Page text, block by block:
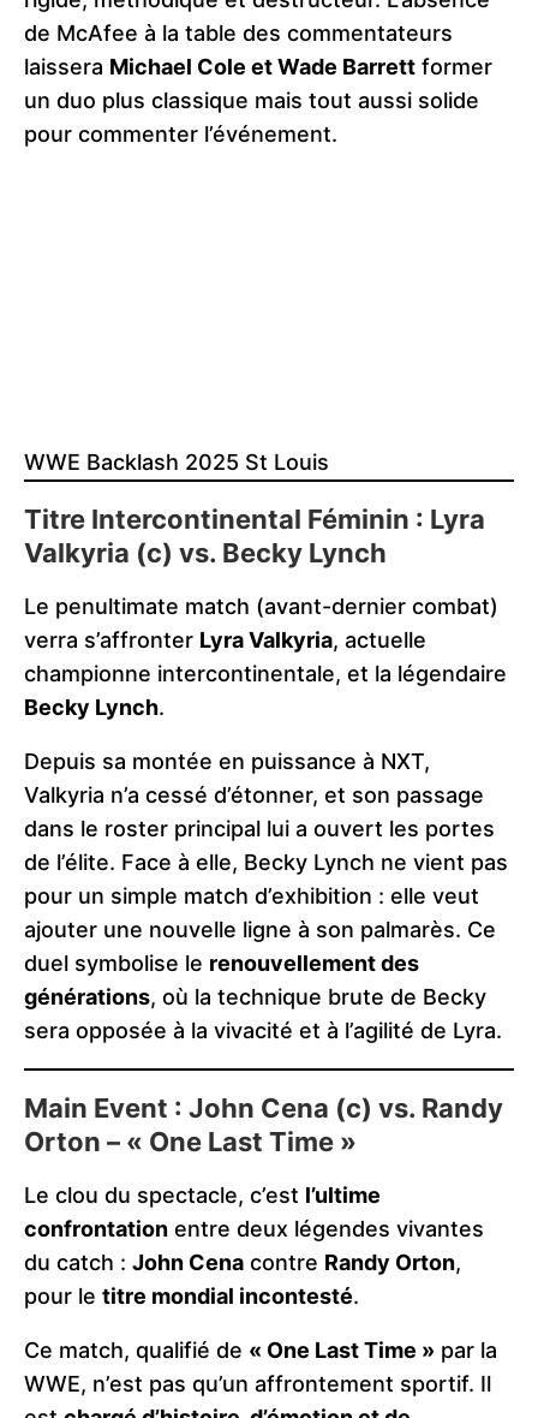
de McAfee à la table des commentateurs
laissera Michael Cole et Wade Barrett former
un duo plus classique mais tout aussi solide
pour commenter l’événement.
WWE Backlash 2025 St Louis
Titre Intercontinental Féminin : Lyra
Valkyria (c) vs. Becky Lynch
Le penultimate match (avant-dernier combat)
verra s’affronter Lyra Valkyria, actuelle
championne intercontinentale, et la légendaire
Becky Lynch.
Depuis sa montée en puissance à NXT,
Valkyria n’a cessé d’étonner, et son passage
dans le roster principal lui a ouvert les portes
de l’élite. Face à elle, Becky Lynch ne vient pas
pour un simple match d’exhibition : elle veut
ajouter une nouvelle ligne à son palmarès. Ce
duel symbolise le renouvellement des
générations, où la technique brute de Becky
sera opposée à la vivacité et à l’agilité de Lyra.
Main Event : John Cena (c) vs. Randy
Orton – « One Last Time »
Le clou du spectacle, c’est l’ultime
confrontation entre deux légendes vivantes
du catch : John Cena contre Randy Orton,
pour le titre mondial incontesté.
Ce match, qualifié de « One Last Time » par la
WWE, n’est pas qu’un affrontement sportif. Il